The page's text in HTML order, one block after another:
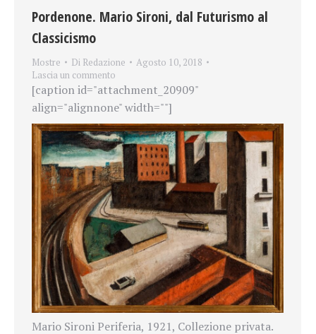
Pordenone. Mario Sironi, dal Futurismo al
Classicismo
Mostre Di Redazione
Agosto 10, 2018
Lascia un commento
[caption id="attachment_20909"
align="alignnone" width=""]
Mario Sironi Periferia, 1921, Collezione privata.